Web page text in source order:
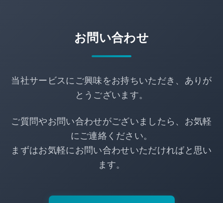
お問い合わせ
当社サービスにご興味をお持ちいただき、ありが
とうございます。
ご質問やお問い合わせがございましたら、お気軽
にご連絡ください。
まずはお気軽にお問い合わせいただければと思い
ます。